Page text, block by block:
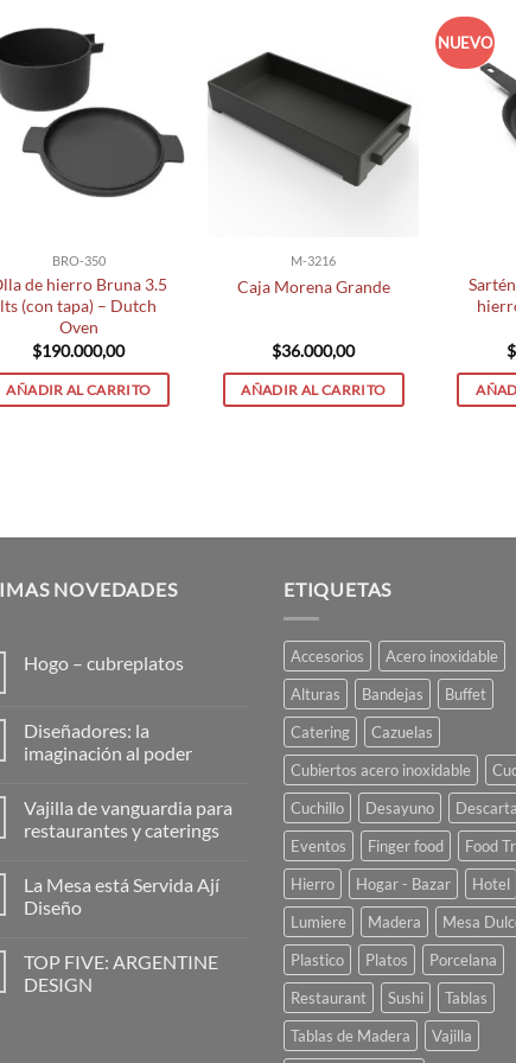
BRO-350
de hierro Bruna 3.5
lts (con tapa) – Dutch
Oven
$190.000,00
AÑADIR AL CARRITO
M-3216
Caja Morena Grande
$36.000,00
AÑADIR AL CARRITO
NUEVO
$
NOVEDADES
Hogo – cubreplatos
en
Hogo
–
Diseñadores: la
imaginación al poder
comentarios
Diseñadores:
al
poder
Vajilla de vanguardia para
restaurantes y caterings
comentarios
en
Vajilla
para
restaurantes
y
La Mesa está Servida Ají
Diseño
comentarios
en
La
TOP FIVE: ARGENTINE
DESIGN
ETIQUETAS
Accesorios
Acero inoxidable
Alturas
Bandejas
Buffet
Catering
Cazuelas
Cubiertos acero inoxidable
Cuchillo
Desayuno
Eventos
Finger food
Food
Hierro
Hogar - Bazar
Hotel
Lumiere
Madera
Mesa
Plastico
Platos
Porcelana
Restaurant
Sushi
Tablas
Tablas de Madera
Vajilla